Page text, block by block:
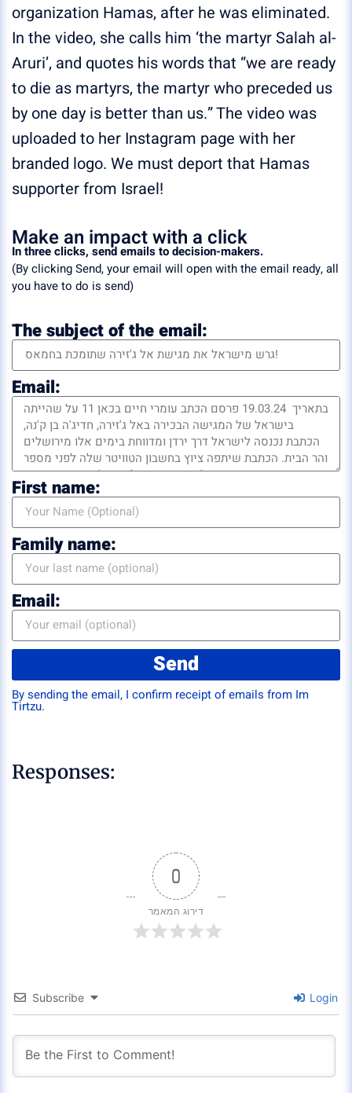
organization Hamas, after he was eliminated.
In the video, she calls him ‘the martyr Salah al-
Aruri’, and quotes his words that “we are ready
to die as martyrs, the martyr who preceded us
by one day is better than us.” The video was
uploaded to her Instagram page with her
branded logo. We must deport that Hamas
supporter from Israel!
Make an impact with a click
In three clicks, send emails to decision-makers.
(By clicking Send, your email will open with the email ready, all
you have to do is send)
The subject of the email:
Email:
First name:
Family name:
Email:
Send
By sending the email, I confirm receipt of emails from Im
Tirtzu.
Responses:
0
דירוג המאמר
Subscribe Login